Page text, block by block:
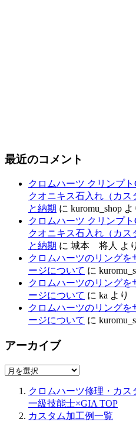
最近のコメント
クロムハーツ クリンプ
クオニキス石入れ（カス
と納期 に kuromu_shop よ
クロムハーツ クリンプ
クオニキス石入れ（カス
と納期 に 城本 将人 より
クロムハーツのリング
ージについて に
クロムハーツのリング
ージについて に ka より
クロムハーツのリング
ージについて に
アーカイブ
ア
クロムハーツ修理・カス
一級技能士×GIA TOP
カスタム加工例一覧